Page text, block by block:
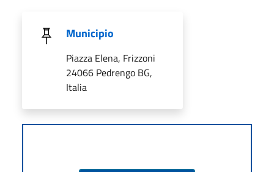
Municipio
Piazza Elena, Frizzoni
24066 Pedrengo BG,
Italia